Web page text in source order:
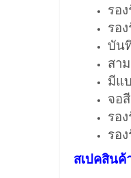
รอ
รอ
บัน
สา
มีแ
จอ
รอ
รอ
สเปคสินค้